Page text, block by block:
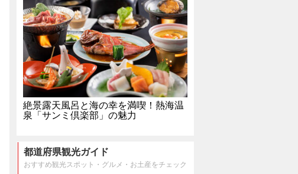
絶景露天風呂と海の幸を満喫！熱海温
泉「サンミ倶楽部」の魅力
都道府県観光ガイド
おすすめ観光スポット・グルメ・お土産をチェック